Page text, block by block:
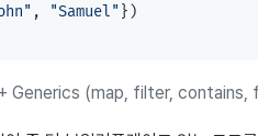
, "Samuel" })
Generics (map, filter, contains,